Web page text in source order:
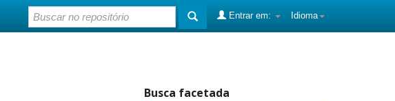
Idioma
Entrar em:
Busca facetada